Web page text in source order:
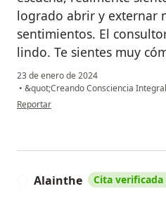
logrado abrir y externar
sentimientos. El
lindo. Te sientes muy
23 de enero de 2024
• &quot;Creando Consciencia
en opinión del usuario Nancy S
Reportar
Alainthe Cita verificada